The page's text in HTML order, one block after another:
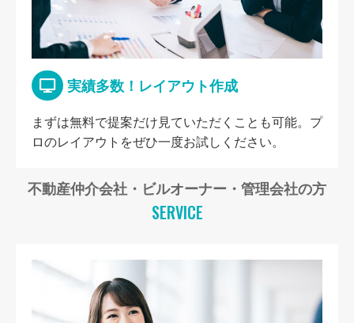
実績多数！レイアウト作成
まずは無料で提案だけ見ていただくことも可能。プ
ロのレイアウトをぜひ一度お試しください。
不動産仲介会社・ビルオーナー・管理会社の方
SERVICE